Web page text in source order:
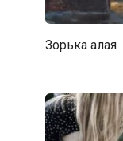
Зорька алая